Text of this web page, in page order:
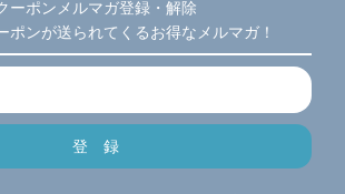
ーポンメルマガ登録・解除
ポンが送られてくるお得なメルマガ！